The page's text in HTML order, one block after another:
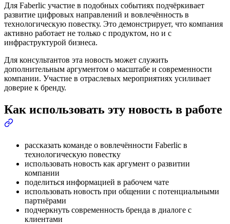
Для Faberlic участие в подобных событиях подчёркивает
развитие цифровых направлений и вовлечённость в
технологическую повестку. Это демонстрирует, что компания
активно работает не только с продуктом, но и с
инфраструктурой бизнеса.
Для консультантов эта новость может служить
дополнительным аргументом о масштабе и современности
компании. Участие в отраслевых мероприятиях усиливает
доверие к бренду.
Как использовать эту новость в работе
рассказать команде о вовлечённости Faberlic в
технологическую повестку
использовать новость как аргумент о развитии
компании
поделиться информацией в рабочем чате
использовать новость при общении с потенциальными
партнёрами
подчеркнуть современность бренда в диалоге с
клиентами